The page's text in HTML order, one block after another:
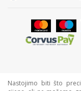
Nastojimo biti što